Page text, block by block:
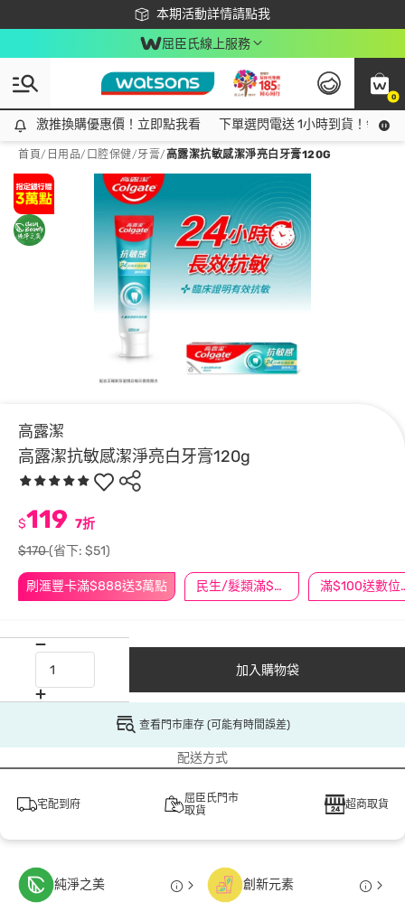
本期活動詳情請點我
下載app最高回饋$350
屈臣氏線上服務
0
激推換購優惠價！立即點我看
激推換購優惠價！立即點我看 下單選閃電送 1小時到貨！領神
首頁/ 日用品/ 口腔保健/牙膏/ 高露潔抗敏感潔淨亮白牙膏120G
高露潔
高露潔抗敏感潔淨亮白牙膏120g
刷滙豐卡滿$888送3萬點 民生/髮類滿$388送舒潔冰巾 滿
$119 7折
$170(省下: $51)
加入購物袋
查看門市庫存 (可能有時間誤差)
配送方式
宅配到府
屈臣氏門市
取貨
超商取貨
純淨之美 創新元素